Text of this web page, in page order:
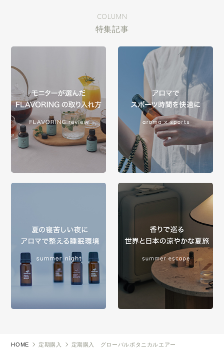
COLUMN
特集記事
HOME 定期購入 定期購入 グローバルボタニカルエアー